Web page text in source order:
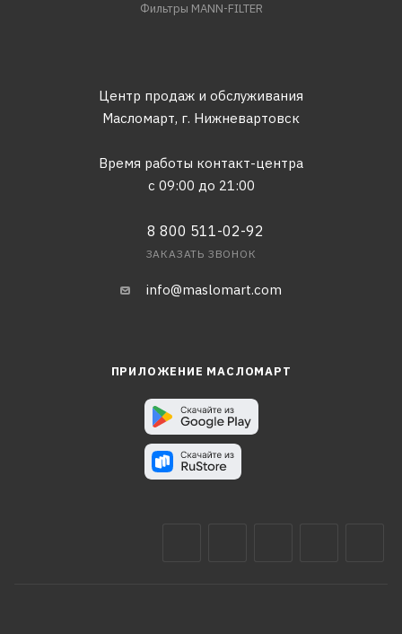
Фильтры MANN-FILTER
Центр продаж и обслуживания
Масломарт, г. Нижневартовск
Время работы контакт-центра
с 09:00 до 21:00
8 800 511-02-92
ЗАКАЗАТЬ ЗВОНОК
info@maslomart.com
ПРИЛОЖЕНИЕ МАСЛОМАРТ